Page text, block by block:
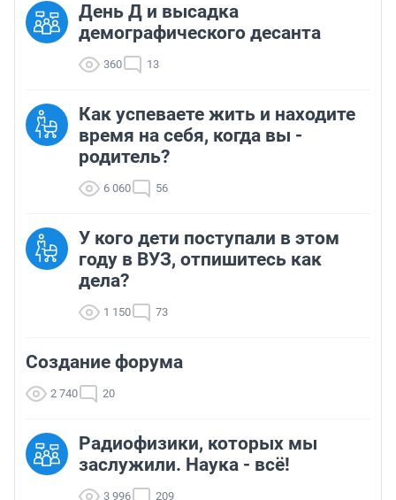
День Д и высадка
демографического десанта
360 13
Как успеваете жить и находите
время на себя, когда вы -
родитель?
6 060 56
У кого дети поступали в этом
году в ВУЗ, отпишитесь как
дела?
1 150 73
Создание форума
2 740 20
Радиофизики, которых мы
заслужили. Наука - всё!
3 996 209